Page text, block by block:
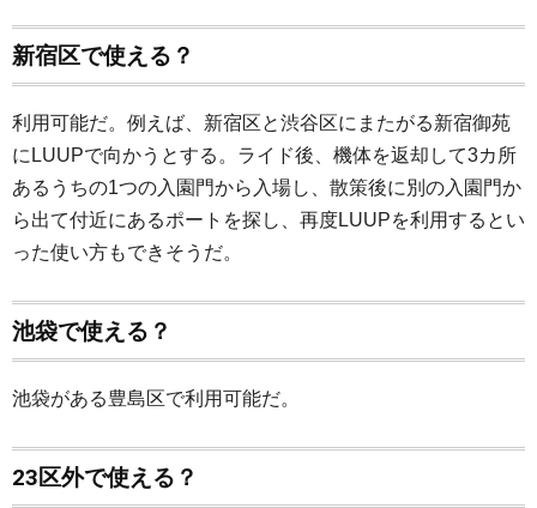
新宿区で使える？
利用可能だ。例えば、新宿区と渋谷区にまたがる新宿御苑
にLUUPで向かうとする。ライド後、機体を返却して3カ所
あるうちの1つの入園門から入場し、散策後に別の入園門か
ら出て付近にあるポートを探し、再度LUUPを利用するとい
った使い方もできそうだ。
池袋で使える？
池袋がある豊島区で利用可能だ。
23区外で使える？